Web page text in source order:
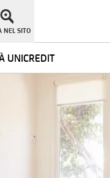
UNICREDIT
NEL SITO